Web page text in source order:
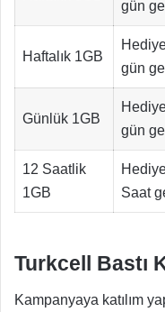
gün
Haftalık 1GB
gün
Günlük 1GB
gün
12 Saatlik
1GB
Saat
Turkcell Bastı
Kampanyaya katılım